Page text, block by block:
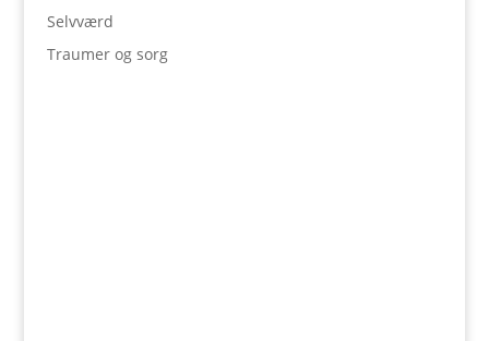
Selvværd
Traumer og sorg